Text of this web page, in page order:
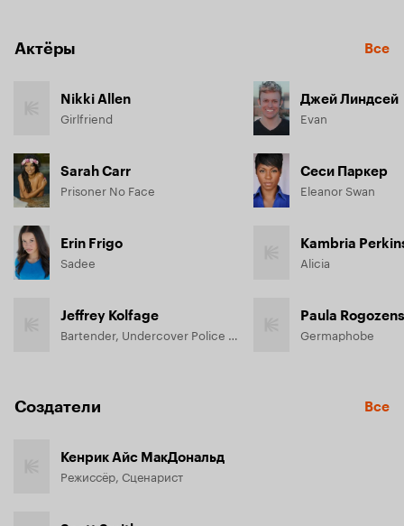
Актёры Все
Nikki Allen
Girlfriend
Sarah Carr
Prisoner No Face
Erin Frigo
Sadee
Jeffrey Kolfage
Bartender, Undercover Police Officer
Джей Линдсей
Evan
Сеси Паркер
Eleanor Swan
Kambria
Alicia
Paula
Germaphobe
Создатели Все
Кенрик Айс МакДональд
Режиссёр, Сценарист